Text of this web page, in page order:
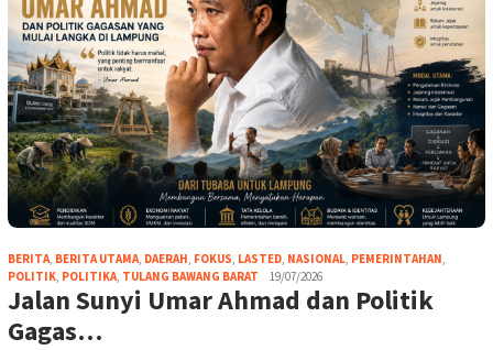
BERITA, BERITA UTAMA, DAERAH, FOKUS, LASTED, NASIONAL, PEMERINTAHAN,
POLITIK, POLITIKA, TULANG BAWANG BARAT 19/07/2026
Jalan Sunyi Umar Ahmad dan Politik
Gagas…